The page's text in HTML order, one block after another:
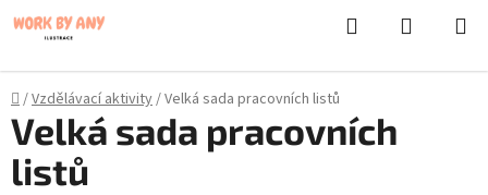
Přejít
Hledat
Domů
/Vzdělávací aktivity/Velká sada pracovních listů
Velká sada pracovních
listů